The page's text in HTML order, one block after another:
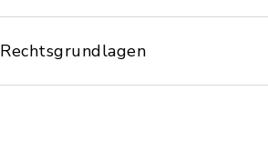
Rechtsgrundlagen